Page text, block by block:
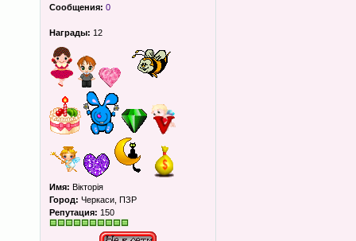
Сообщения: 0
Награды: 12
Имя: Вікторія
Город: Черкаси, ПЗР
Репутация: 150